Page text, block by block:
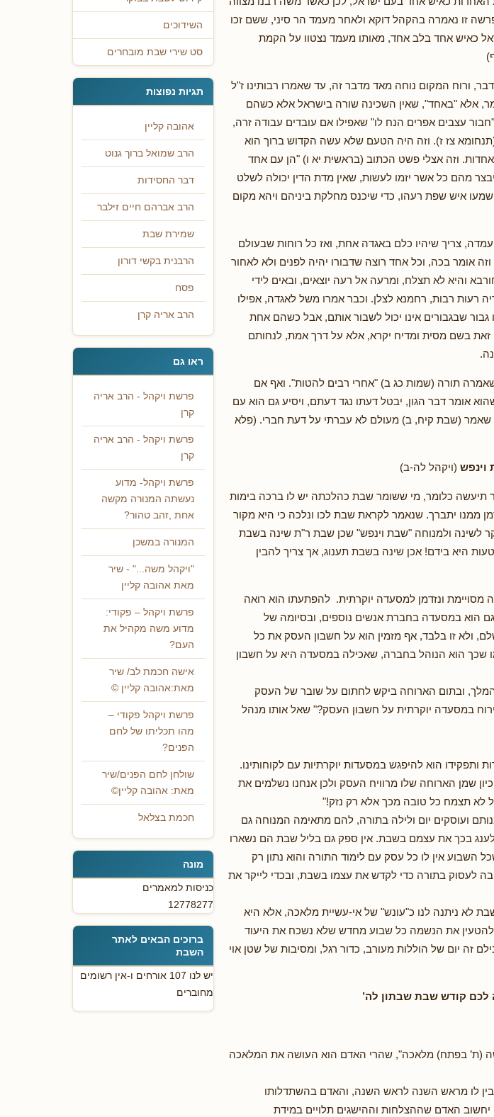
זו נאמרה בהקהל דוקא ולאחר מעמד הר סיני, ששם זכו
כאיש אחד בלב אחד, מאותו מעמד נצטוו על הקמת
ורוח המקום נוחה מאד מדבר זה, עד שאמרו רבותינו ז"ל
אלא "באחד", שאין השכינה שורה בישראל אלא כשהם
עצבים אפרים הנח לו" שאפילו אם עובדים עבודה זרה,
צז ז). וזה היה הטעם שלא עשה הקדוש ברוך הוא
וזה אצלי פשט הכתוב (בראשית יא ו) "הן עם אחד
מהם כל אשר יזמו לעשות, שאין מדת הדין יכולה לשלט
איש שפת רעהו, כדי שיכנס מחלקת ביניהם ויהא מקום
צריך שיהיו כלם באגדה אחת, ואז כל רוחות שבעולם
אומר בכה, וכל אחד רוצה שדבורו יהיה לפנים ולא לאחור
והיא לא תצלח, ומרעה אל רעה יוצאים, ובאים לידי
רבות, רחמנא לצלן. וכבר אמרו משל לאגדה, אפילו
שבגבורים אינו יכול לשבור אותם, אבל כשהם אחת
בשם מסית ומדיח יקרא, אלא על דרך אמת, לנחותם
תורה (שמות כג ב) "אחרי רבים להטות". ואף אם
אומר דבר הגון, יבטל דעתו נגד דעתם, ויסיע גם הוא עם
שאמר (שבת קיח, ב) מעולם לא עברתי על דעת חברי. (פלא
(ויקהל לה-ב)
תיעשה כלומר, מי ששומר שבת כהלכתה יש לו ברכה בימות
ממנו יתברך. שנאמר לקראת שבת לכו ונלכה כי היא מקור
לשינה ולמנוחה "שבת וינפש" שכן שבת ר"ת שינה בשבת
היא בידם! אכן שינה בשבת תענוג, אך צריך להבין
מסויימת ונזדמן למסעדה יוקרתית. להפתעתו הוא רואה
הוא במסעדה בחברת אנשים נוספים, ובסיומה של
ולא זו בלבד, אף מזמין הוא על חשבון העסק את כל
שכך הוא הנוהל בחברה, שאכילה במסעדה היא על חשבון
ובתום הארוחה ביקש לחתום על שובר של העסק
במסעדה יוקרתית על חשבון העסק?" שאל אותו מנהל
ותפקידו הוא להיפגש במסעדות יוקרתיות עם לקוחותינו.
שמן הארוחה שלו מרוויח העסק ולכן אנחנו נשלמים את
לא תצמח כל טובה מכך אלא רק נזק!"
ועוסקים יום ולילה בתורה, להם מתאימה המנוחה גם
לענג בכך את עצמם בשבת. אין ספק גם בליל שבת הם נשארו
אין לו כל עסק עם לימוד התורה והוא נתון רק
לעסוק בתורה כדי לקדש את עצמו בשבת, ובכדי לייקר את
לא ניתנה לנו כ"עונש" של אי-עשיית מלאכה, אלא היא
ולהטעין את הנשמה כל שבוע מחדש שלא נשכח את היעוד
זה יום של הוללות מעורב, כדור רגל, ומסיבות של שטן אוי
לכם קודש שבת שבתון לה’
(ת’ בפתח) מלאכה", שהרי האדם הוא העושה את המלאכה
לו מראש השנה לראש השנה, והאדם בהשתדלותו
יחשוב האדם שההצלחות וההישגים תלויים במידת
השידוכים
סט שירי שבת מובחרים
תגיות נפוצות
אהובה קליין
הרב שמואל ברוך גנוט
דבר החסידות
הרב אברהם חיים זילבר
שמירת שבת
הרבנית בקשי דורון
פסח
הרב אריה קרן
ראו גם
פרשת ויקהל - הרב אריה
קרן
פרשת ויקהל - הרב אריה
קרן
פרשת ויקהל- מדוע
נעשתה המנורה מקשה
אחת ,זהב טהור?
המנורה במשכן
"ויקהל משה..." - שיר
מאת אהובה קליין
פרשת ויקהל – פקודי:
מדוע משה מקהיל את
העם?
אישה חכמת לב/ שיר
מאת:אהובה קליין ©
פרשת ויקהל פקודי –
מהו תכליתו של לחם
הפנים?
שולחן לחם הפנים/שיר
מאת: אהובה קליין©
חכמת בצלאל
מונה
כניסות למאמרים
12778277
ברוכים הבאים לאתר
השבת
יש לנו 107 אורחים ו-אין רשומים
מחוברים